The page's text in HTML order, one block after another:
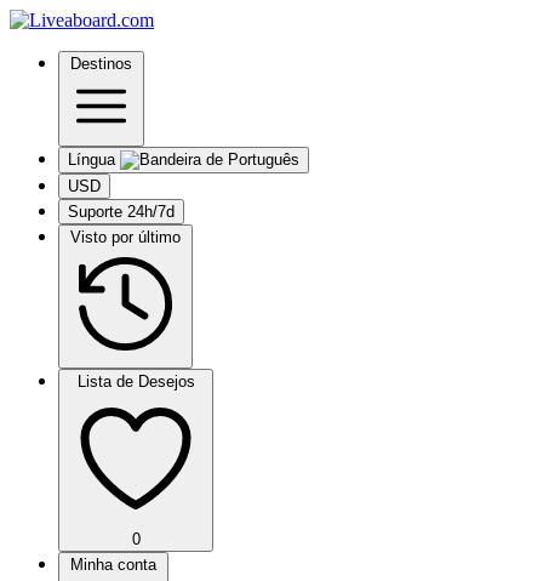
Destinos
Língua
USD
Suporte 24h/7d
Visto por último
Lista de Desejos
0
Minha conta